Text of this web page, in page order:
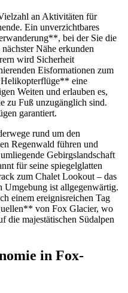
an Aktivitäten für
Ein unverzichtbares
bei der Sie die
Nähe erkunden
wird Sicherheit
Eisformationen zum
eine
Weiten und erlauben es,
zu Fuß unzugänglich sind.
garantiert.
rund um den
Regenwald führen und
Gebirgslandschaft
für seine spiegelglatten
zum Chalet Lookout – das
Umgebung ist allgegenwärtig.
einem ereignisreichen Tag
von Fox Glacier, wo
die majestätischen Südalpen
in Fox-